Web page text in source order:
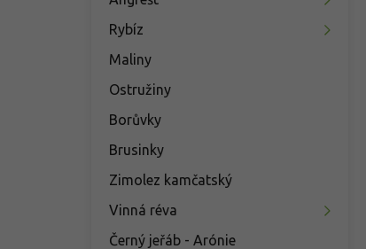
Rybíz
Maliny
Ostružiny
Borůvky
Brusinky
Zimolez kamčatský
Vinná réva
Černý jeřáb - Arónie